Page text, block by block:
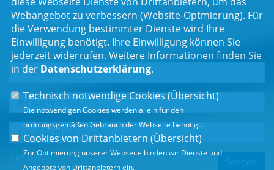
Newsletter
Erhalten Sie Neuigkeiten aus dem Landtag und der Region.
* Pflichtfeld
Webangebot zu verbessern (Website-Optmierung). Für
die Verwendung bestimmter Dienste wird Ihre
Einwilligung benötigt. Ihre Einwilligung können Sie
jederzeit widerrufen. Weitere Informationen finden Sie
in der Datenschutzerklärung.
Technisch notwendige Cookies (Übersicht)
Die notwendigen Cookies werden allein für den
ordnungsgemäßen Gebrauch der Webseite benötigt.
Cookies von Drittanbietern (Übersicht)
Zur Optimierung unserer Webseite binden wir Dienste und
Angebote von Drittanbietern ein.